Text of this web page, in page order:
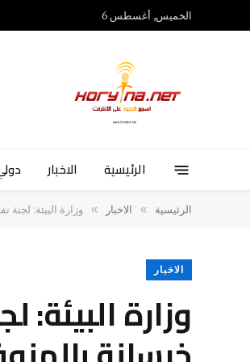
الخميس, أغسطس 6
الرئيسية الاخبار
الرئيسية » الاخبار » وزارة البيئة:
الاخبار
وزارة